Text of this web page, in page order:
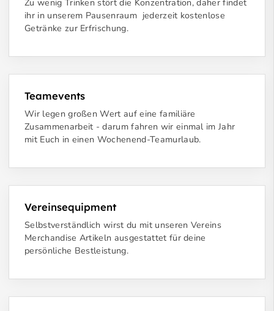
Zu wenig Trinken stört die Konzentration, daher findet
ihr in unserem Pausenraum jederzeit kostenlose
Getränke zur Erfrischung.
Teamevents
Wir legen großen Wert auf eine familiäre
Zusammenarbeit - darum fahren wir einmal im Jahr
mit Euch in einen Wochenend-Teamurlaub.
Vereinsequipment
Selbstverständlich wirst du mit unseren Vereins
Merchandise Artikeln ausgestattet für deine
persönliche Bestleistung.